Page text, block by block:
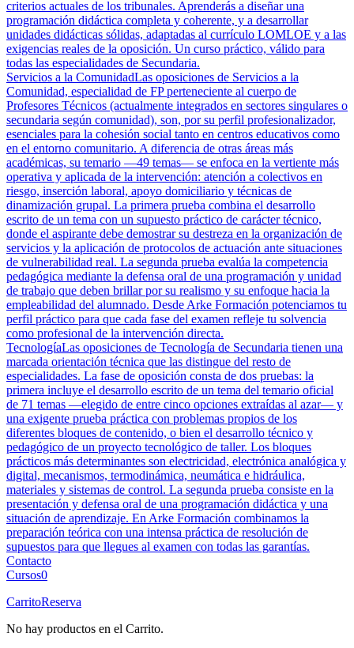
criterios actuales de los tribunales. Aprenderás a diseñar una
programación didáctica completa y coherente, y a desarrollar
unidades didácticas sólidas, adaptadas al currículo LOMLOE y a las
exigencias reales de la oposición. Un curso práctico, válido para
todas las especialidades de Secundaria.
Servicios a la ComunidadLas oposiciones de Servicios a la
Comunidad, especialidad de FP perteneciente al cuerpo de
Profesores Técnicos (actualmente integrados en sectores singulares o
secundaria según comunidad), son, por su perfil profesionalizador,
esenciales para la cohesión social tanto en centros educativos como
en el entorno comunitario. A diferencia de otras áreas más
académicas, su temario —49 temas— se enfoca en la vertiente más
operativa y aplicada de la intervención: atención a colectivos en
riesgo, inserción laboral, apoyo domiciliario y técnicas de
dinamización grupal. La primera prueba combina el desarrollo
escrito de un tema con un supuesto práctico de carácter técnico,
donde el aspirante debe demostrar su destreza en la organización de
servicios y la aplicación de protocolos de actuación ante situaciones
de vulnerabilidad real. La segunda prueba evalúa la competencia
pedagógica mediante la defensa oral de una programación y unidad
de trabajo que deben brillar por su realismo y su enfoque hacia la
empleabilidad del alumnado. Desde Arke Formación potenciamos tu
perfil práctico para que cada fase del examen refleje tu solvencia
como profesional de la intervención directa.
TecnologíaLas oposiciones de Tecnología de Secundaria tienen una
marcada orientación técnica que las distingue del resto de
especialidades. La fase de oposición consta de dos pruebas: la
primera incluye el desarrollo escrito de un tema del temario oficial
de 71 temas —elegido de entre cinco opciones extraídas al azar— y
una exigente prueba práctica con problemas propios de los
diferentes bloques de contenido, o bien el desarrollo técnico y
pedagógico de un proyecto tecnológico de taller. Los bloques
prácticos más determinantes son electricidad, electrónica analógica y
digital, mecanismos, termodinámica, neumática e hidráulica,
materiales y sistemas de control. La segunda prueba consiste en la
presentación y defensa oral de una programación didáctica y una
situación de aprendizaje. En Arke Formación combinamos la
preparación teórica con una intensa práctica de resolución de
supuestos para que llegues al examen con todas las garantías.
Contacto
Cursos0
CarritoReserva
No hay productos en el Carrito.